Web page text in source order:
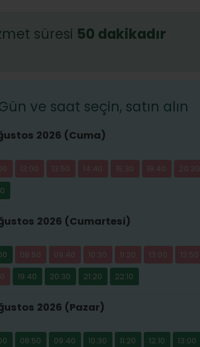
süresi 50 dakikadır
ve saat seçin, satın alın
2026 (Cuma)
13:00 13:50 14:40 15:30 19:40 20:30
2026 (Cumartesi)
08:50 09:40 10:30 11:20 13:00 13:50
19:40 20:30 21:20 22:10
2026 (Pazar)
08:50 09:40 10:30 11:20 12:10 13:00